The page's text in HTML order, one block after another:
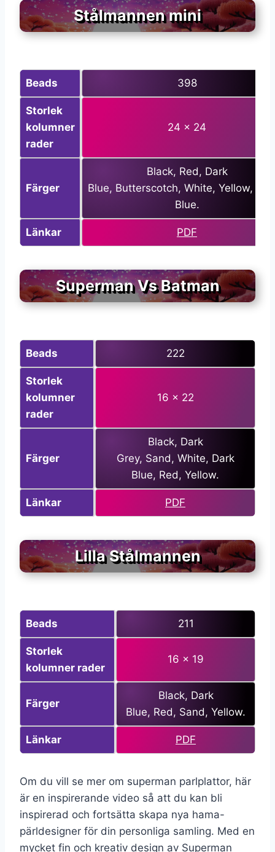
Stålmannen mini
Beads 398
Storlek
kolumner
rader
24 x 24
Färger
Black, Red, Dark
Blue, Butterscotch, White, Yellow,
Blue.
Länkar PDF
Superman Vs Batman
Beads 222
Storlek
kolumner
rader
16 x 22
Färger
Black, Dark
Grey, Sand, White, Dark
Blue, Red, Yellow.
Länkar PDF
Lilla Stålmannen
Beads 211
Storlek
kolumner rader
16 x 19
Färger
Black, Dark
Blue, Red, Sand, Yellow.
Länkar PDF
Om du vill se mer om superman parlplattor, här
är en inspirerande video så att du kan bli
inspirerad och fortsätta skapa nya hama-
pärldesigner för din personliga samling. Med en
mycket fin och kreativ design av Superman